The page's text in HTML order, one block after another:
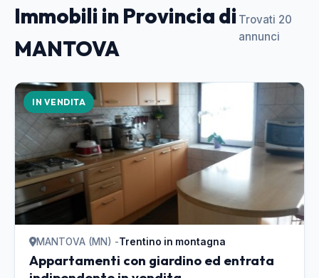
Immobili in Provincia di
MANTOVA
Trovati 20
annunci
IN VENDITA
MANTOVA (MN) -Trentino in montagna
Appartamenti con giardino ed entrata